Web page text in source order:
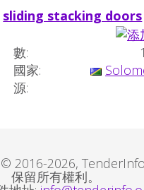
sliding stacking doors
數:
國家:
源:
2016-2026,
保留所有權利。